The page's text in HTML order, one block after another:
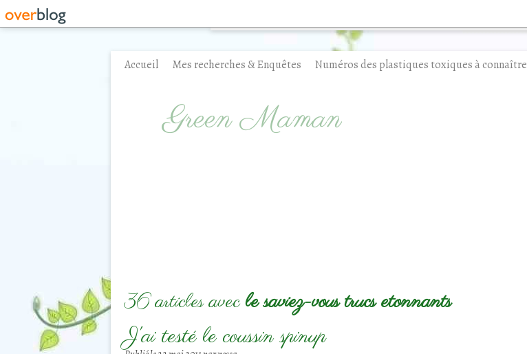
Green Maman
Accueil Mes recherches & Enquêtes Numéros des plastiques toxiques à connaître
36 articles avecle saviez-vous trucs etonnants
J'ai testé le coussin spinup